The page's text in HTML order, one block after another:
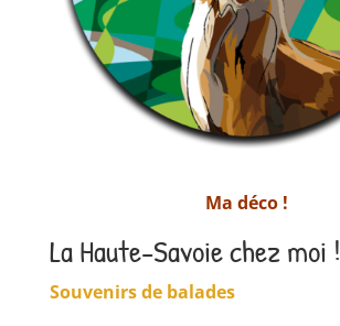
Ma déco !
La Haute-Savoie chez moi !
Souvenirs de balades